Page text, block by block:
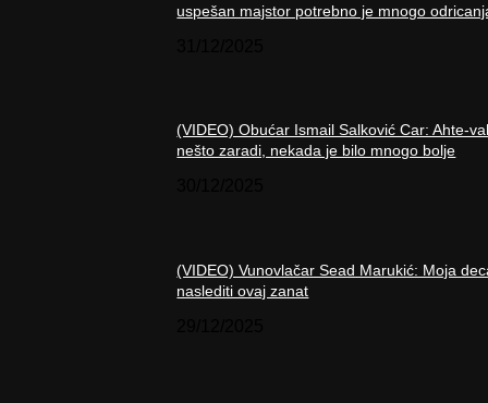
uspešan majstor potrebno je mnogo
(VIDEO) Obućar Ismail Salković Car: Ahte-
nešto zaradi, nekada je bilo mnogo bolje
(VIDEO) Vunovlačar Sead Marukić: Moja
naslediti ovaj zanat